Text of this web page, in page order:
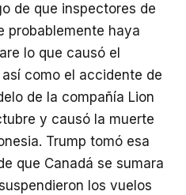
de que inspectores de
probablemente haya
lo que causó el
como el accidente de
de la compañía Lion
y causó la muerte
Trump tomó esa
que Canadá se sumara
los vuelos